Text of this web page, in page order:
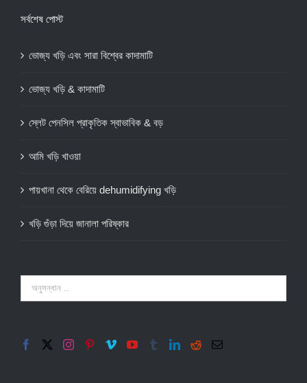
সর্বশেষ পোস্ট
ভোজ্য খড়ি এবং সারা বিশ্বের কাদামাটি
ভোজ্য খড়ি & কাদামাটি
স্লেট পেনসিল প্রাকৃতিক স্বাভাবিক & বড়
আমি খড়ি খাওয়া
পায়খানা থেকে বেরিয়ে dehumidifying খড়ি
খড়ি গুঁড়া দিয়ে জানালা পরিষ্কার